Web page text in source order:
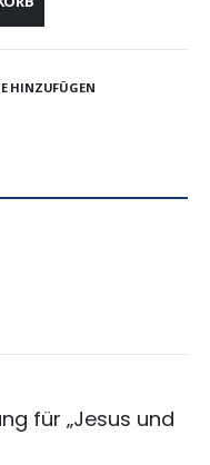
HINZUFÜGEN
für „Jesus und